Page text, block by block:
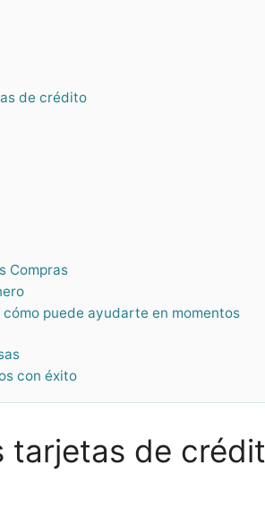
de crédito
Compras
puede ayudarte en momentos
con éxito
tarjetas de